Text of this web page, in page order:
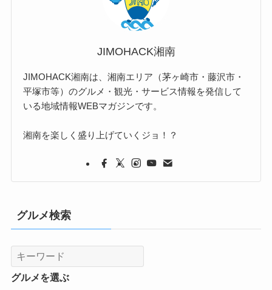
JIMOHACK湘南
JIMOHACK湘南は、湘南エリア（茅ヶ崎市・藤沢市・
平塚市等）のグルメ・観光・サービス情報を発信して
いる地域情報WEBマガジンです。
湘南を楽しく盛り上げていくジョ！？
グルメ検索
グルメを選ぶ